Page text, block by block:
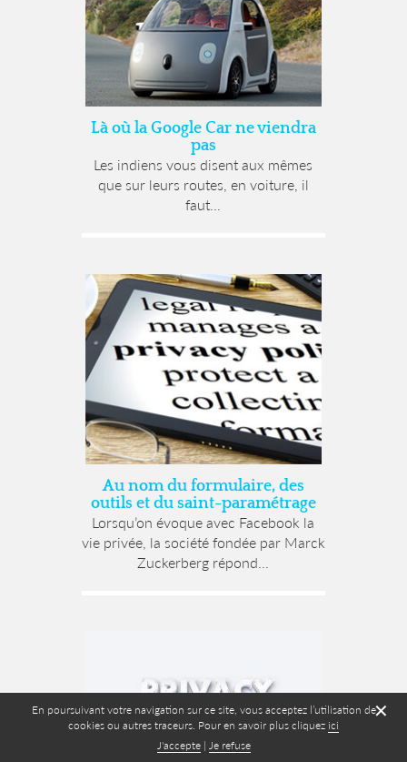
✕
En poursuivant votre navigation sur ce site, vous acceptez l’utilisation de
cookies ou autres traceurs. Pour en savoir plus cliquez ici
J'accepte| Je refuse
Là où la Google Car ne viendra
pas
Les indiens vous disent aux mêmes
que sur leurs routes, en voiture, il
faut...
Au nom du formulaire, des
outils et du saint-paramétrage
Lorsqu’on évoque avec Facebook la
vie privée, la société fondée par Marck
Zuckerberg répond...